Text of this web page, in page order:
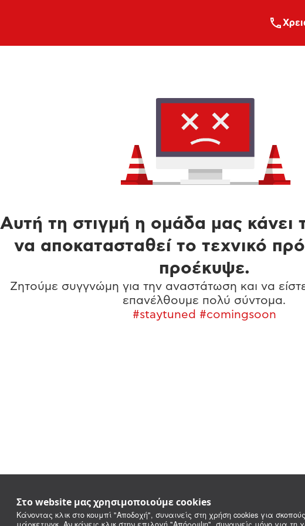
Στο website μας χρησιμοποιούμε cookies
Κάνοντας κλικ στο κουμπί "Αποδοχή", συναινείς στη χρήση cookies για σκοπούς
Αυτή τη στιγμή η ομάδα μας κάνει
να αποκατασταθεί το τεχνικό
προέκυψε.
Ζητούμε συγγνώμη για την αναστάτωση και να
επανέλθουμε πολύ σύντομα.
#staytuned #comingsoon